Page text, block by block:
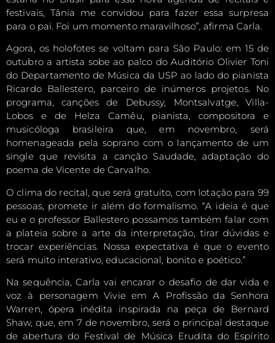
festivais, Tânia me convidou para fazer essa surpresa
para o pai. Foi um momento maravilhoso”, afirma Carla.
Agora, os holofotes se voltam para São Paulo: em 15 de
outubro a artista sobe ao palco do Auditório Olivier Toni
do Departamento de Música da USP ao lado do pianista
Ricardo Ballestero, parceiro de inúmeros projetos. No
programa, canções de Debussy, Montsalvatge, Villa-
Lobos e de Helza Camêu, pianista, compositora e
musicóloga brasileira que, em novembro, será
homenageada pela soprano com o lançamento de um
single que revisita a canção Saudade, adaptação do
poema de Vicente de Carvalho.
O clima do recital, que será gratuito, com lotação para 99
pessoas, promete ir além do formalismo. “A ideia é que
eu e o professor Ballestero possamos também falar com
a plateia sobre a arte da interpretação, tirar dúvidas e
trocar experiências. Nossa expectativa é que o evento
será muito interativo, educacional, bonito e poético.”
Na sequência, Carla vai encarar o desafio de dar vida e
voz à personagem Vivie em A Profissão da Senhora
Warren, ópera inédita inspirada na peça de Bernard
Shaw, que, em 7 de novembro, será o principal destaque
de abertura do Festival de Música Erudita do Espírito